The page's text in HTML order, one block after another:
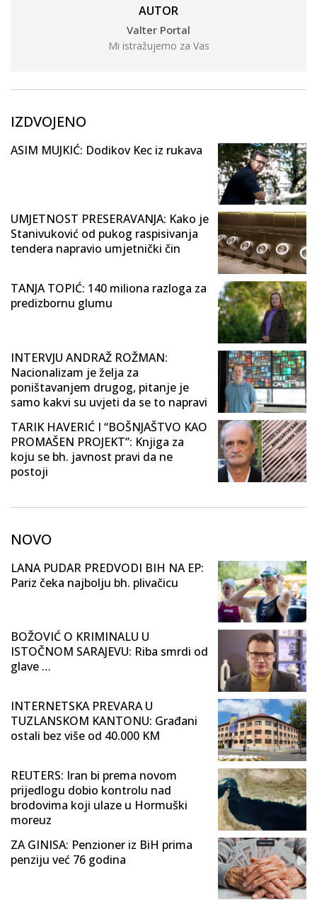
AUTOR
Valter Portal
Mi istražujemo za Vas
IZDVOJENO
ASIM MUJKIĆ: Dodikov Kec iz rukava
UMJETNOST PRESERAVANJA: Kako je
Stanivuković od pukog raspisivanja
tendera napravio umjetnički čin
TANJA TOPIĆ: 140 miliona razloga za
predizbornu glumu
INTERVJU ANDRAŽ ROŽMAN:
Nacionalizam je želja za
poništavanjem drugog, pitanje je
samo kakvi su uvjeti da se to napravi
TARIK HAVERIĆ I “BOŠNJAŠTVO KAO
PROMAŠEN PROJEKT”: Knjiga za
koju se bh. javnost pravi da ne
postoji
NOVO
LANA PUDAR PREDVODI BIH NA EP:
Pariz čeka najbolju bh. plivačicu
BOŽOVIĆ O KRIMINALU U
ISTOČNOM SARAJEVU: Riba smrdi od
glave …
INTERNETSKA PREVARA U
TUZLANSKOM KANTONU: Građani
ostali bez više od 40.000 KM
REUTERS: Iran bi prema novom
prijedlogu dobio kontrolu nad
brodovima koji ulaze u Hormuški
moreuz
ZA GINISA: Penzioner iz BiH prima
penziju već 76 godina